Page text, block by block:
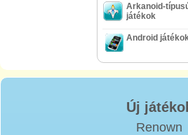
Arkanoid-
játékok
Android
Új
Renown